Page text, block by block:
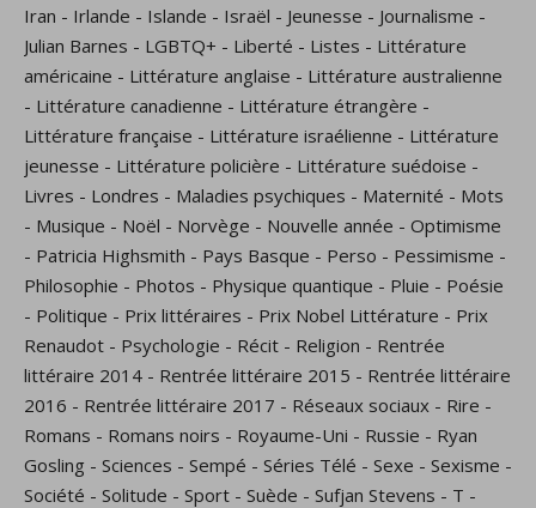
Iran - Irlande - Islande - Israël - Jeunesse - Journalisme -
Julian Barnes - LGBTQ+ - Liberté - Listes - Littérature
américaine - Littérature anglaise - Littérature australienne
- Littérature canadienne - Littérature étrangère -
Littérature française - Littérature israélienne - Littérature
jeunesse - Littérature policière - Littérature suédoise -
Livres - Londres - Maladies psychiques - Maternité - Mots
- Musique - Noël - Norvège - Nouvelle année - Optimisme
- Patricia Highsmith - Pays Basque - Perso - Pessimisme -
Philosophie - Photos - Physique quantique - Pluie - Poésie
- Politique - Prix littéraires - Prix Nobel Littérature - Prix
Renaudot - Psychologie - Récit - Religion - Rentrée
littéraire 2014 - Rentrée littéraire 2015 - Rentrée littéraire
2016 - Rentrée littéraire 2017 - Réseaux sociaux - Rire -
Romans - Romans noirs - Royaume-Uni - Russie - Ryan
Gosling - Sciences - Sempé - Séries Télé - Sexe - Sexisme -
Société - Solitude - Sport - Suède - Sufjan Stevens - T -